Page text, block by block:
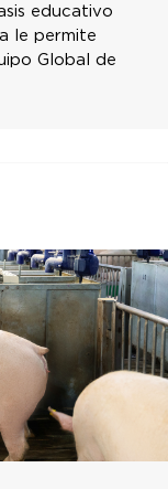
educativo
le permite
Global de